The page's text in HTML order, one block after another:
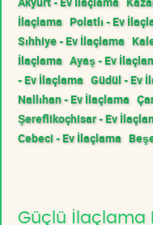
İlaçlama Polatlı - Ev
Sıhhiye - Ev İlaçlama
İlaçlama Ayaş - Ev
- Ev İlaçlama Güdül - Ev
Nallıhan - Ev İlaçlama
Şereflikoçhisar - Ev
Cebeci - Ev İlaçlama
Güçlü İlaçlama